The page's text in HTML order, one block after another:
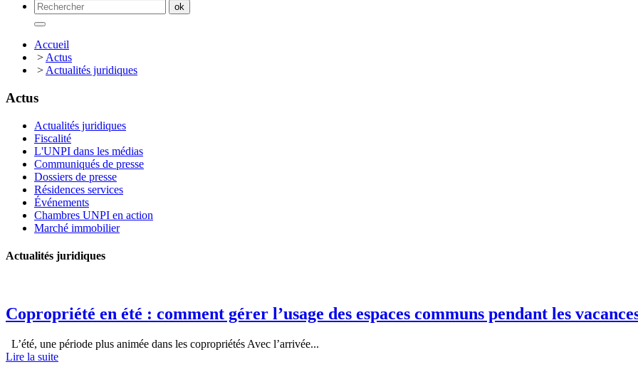
Accueil
> Actus
> Actualités juridiques
Actus
Actualités juridiques
Fiscalité
L'UNPI dans les médias
Communiqués de presse
Dossiers de presse
Résidences services
Événements
Chambres UNPI en action
Marché immobilier
Actualités juridiques
Copropriété en été : comment gérer l’usage des espaces communs pendant les
L’été, une période plus animée dans les copropriétés Avec l’arrivée...
Lire la suite